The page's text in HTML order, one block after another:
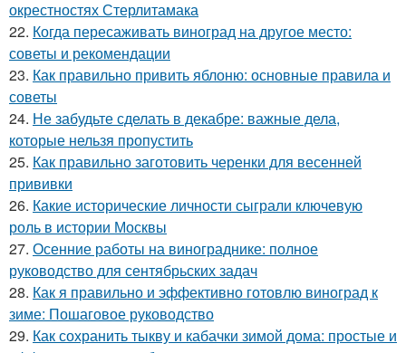
окрестностях Стерлитамака
22. Когда пересаживать виноград на другое место:
советы и рекомендации
23. Как правильно привить яблоню: основные правила и
советы
24. Не забудьте сделать в декабре: важные дела,
которые нельзя пропустить
25. Как правильно заготовить черенки для весенней
прививки
26. Какие исторические личности сыграли ключевую
роль в истории Москвы
27. Осенние работы на винограднике: полное
руководство для сентябрьских задач
28. Как я правильно и эффективно готовлю виноград к
зиме: Пошаговое руководство
29. Как сохранить тыкву и кабачки зимой дома: простые и